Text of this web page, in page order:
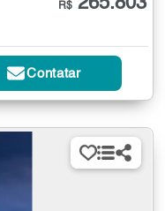
R$
Contatar